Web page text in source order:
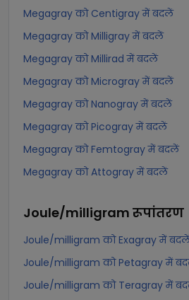
Megagray को Centigray में बदलें
Megagray को Milligray में बदलें
Megagray को Millirad में बदलें
Megagray को Microgray में बदलें
Megagray को Nanogray में बदलें
Megagray को Picogray में बदलें
Megagray को Femtogray में बदलें
Megagray को Attogray में बदलें
Joule/milligram रूपांतरण
Joule/milligram को Exagray में
Joule/milligram को Petagray में
Joule/milligram को Teragray में